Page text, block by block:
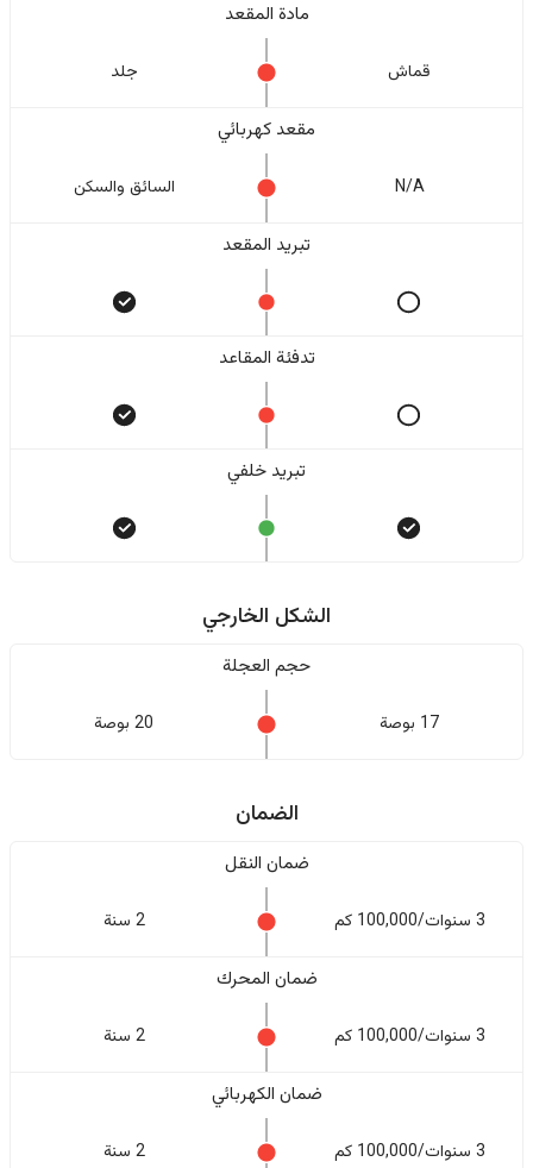
مادة المقعد
قماش جلد
مقعد كهربائي
N/A السائق والسکن
تبريد المقعد
تدفئة المقاعد
تبريد خلفي
الشكل الخارجي
حجم العجلة
17 بوصة 20 بوصة
الضمان
ضمان النقل
3 سنوات/100,000 كم 2 سنة
ضمان المحرك
3 سنوات/100,000 كم 2 سنة
ضمان الكهربائي
3 سنوات/100,000 كم 2 سنة